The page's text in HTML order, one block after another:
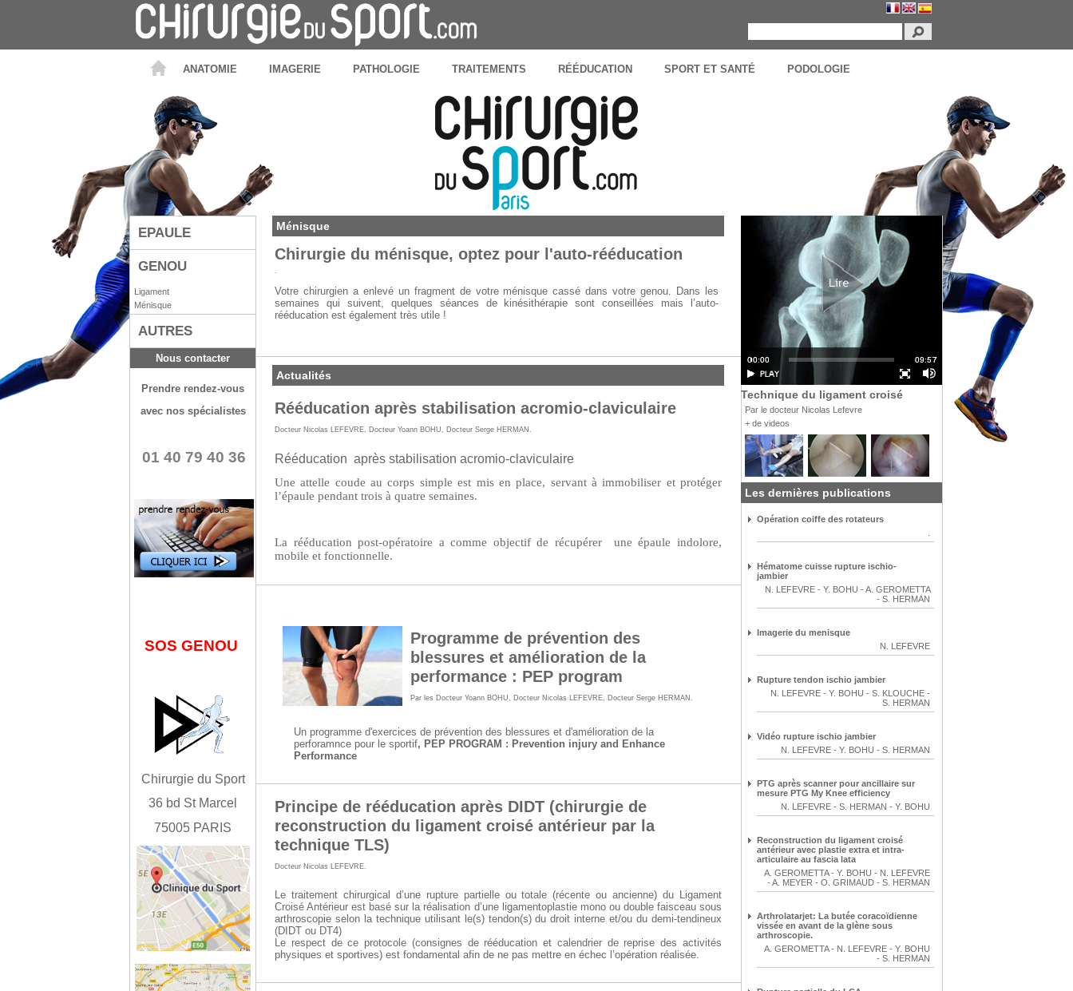
ANATOMIE IMAGERIE PATHOLOGIE TRAITEMENTS RÉÉDUCATION SPORT ET SANTÉ PODOLOGIE
EPAULE
GENOU
Ligament
Ménisque
AUTRES
Nous contacter
Prendre rendez-vous
avec nos spécialistes
01 40 79 40 36
SOS GENOU
Chirurgie du Sport
36 bd St Marcel
75005 PARIS
Ménisque
Chirurgie du ménisque, optez pour l'auto-rééducation
.
Votre chirurgien a enlevé un fragment de votre ménisque cassé dans votre genou. Dans les
semaines qui suivent, quelques séances de kinésithérapie sont conseillées mais l’auto-
rééducation est également très utile !
Actualités
Rééducation après stabilisation acromio-claviculaire
Docteur Nicolas LEFEVRE Docteur Yoann BOHU Docteur Serge HERMAN
Rééducation après stabilisation acromio-claviculaire
Une attelle coude au corps simple est mis en place, servant à immobiliser et protéger
l’épaule pendant trois à quatre semaines.
La rééducation post-opératoire a comme objectif de récupérer une épaule indolore,
mobile et fonctionnelle.
Programme de prévention des
blessures et amélioration de la
performance : PEP program
Par les Docteur Yoann BOHU Docteur Nicolas LEFEVRE Docteur Serge HERMAN
Un programme d'exercices de prévention des blessures et d'amélioration de la
perforamnce pour le sportif, PEP PROGRAM : Prevention injury and Enhance
Performance
Principe de rééducation après DIDT (chirurgie de
reconstruction du ligament croisé antérieur par la
technique TLS)
Docteur Nicolas LEFEVRE
Le traitement chirurgical d’une rupture partielle ou totale (récente ou ancienne) du Ligament
Croisé Antérieur est basé sur la réalisation d’une ligamentoplastie mono ou double faisceau sous
arthroscopie selon la technique utilisant le(s) tendon(s) du droit interne et/ou du demi-tendineux
(DIDT ou DT4)
Le respect de ce protocole (consignes de rééducation et calendrier de reprise des activités
physiques et sportives) est fondamental afin de ne pas mettre en échec l’opération réalisée.
Technique du ligament croisé
Par le docteur Nicolas Lefevre
+ de videos
Les dernières publications
Opération coiffe des rotateurs
Hématome cuisse rupture ischio-
jambier
N. LEFEVRE - Y. BOHU - A. GEROMETTA
- S. HERMAN
Imagerie du menisque
N. LEFEVRE
Rupture tendon ischio jambier
N. LEFEVRE - Y. BOHU - S. KLOUCHE -
S. HERMAN
Vidéo rupture ischio jambier
N. LEFEVRE - Y. BOHU - S. HERMAN
PTG après scanner pour ancillaire sur
mesure PTG My Knee efficiency
N. LEFEVRE - S. HERMAN - Y. BOHU
Reconstruction du ligament croisé
antérieur avec plastie extra et intra-
articulaire au fascia lata
A. GEROMETTA- Y. BOHU - N. LEFEVRE
- A. MEYER - O. GRIMAUD - S. HERMAN
Arthrolatarjet: La butée coracoïdienne
vissée en avant de la glène sous
arthroscopie.
A. GEROMETTA- N. LEFEVRE - Y. BOHU
- S. HERMAN